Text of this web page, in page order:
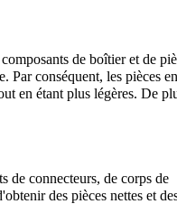
de boîtier et de
Par conséquent, les pièces en
en étant plus légères. De
de connecteurs, de corps de
des pièces nettes et